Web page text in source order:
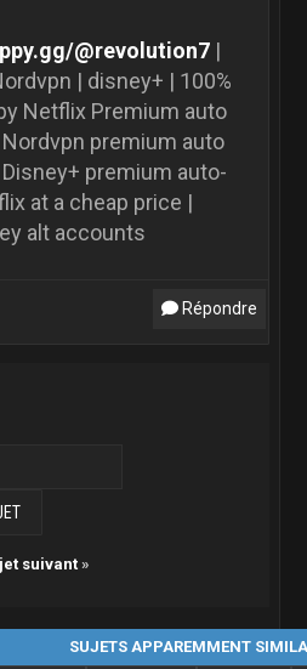
@revolution7 |
| disney+ | 100%
Netflix Premium auto
premium auto
premium auto-
at a cheap price |
alt accounts
Répondre
suivant»
SUJETS APPAREMMENT